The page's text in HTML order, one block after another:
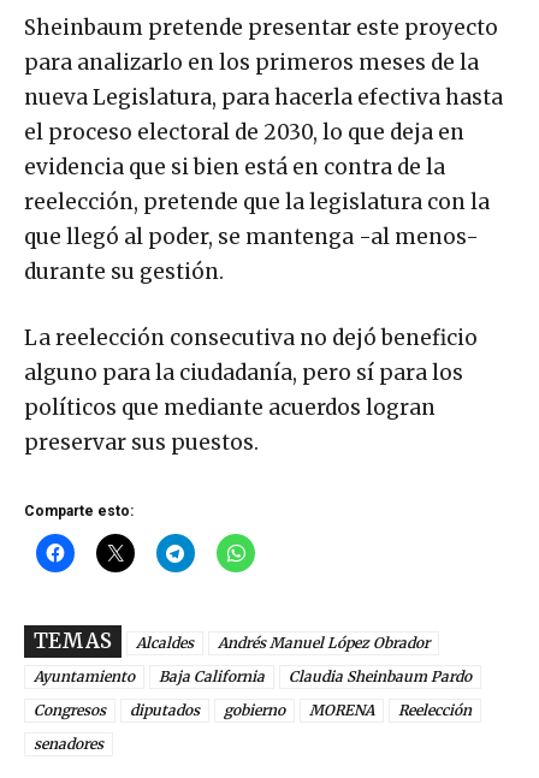
Sheinbaum pretende presentar este proyecto
para analizarlo en los primeros meses de la
nueva Legislatura, para hacerla efectiva hasta
el proceso electoral de 2030, lo que deja en
evidencia que si bien está en contra de la
reelección, pretende que la legislatura con la
que llegó al poder, se mantenga -al menos-
durante su gestión.
La reelección consecutiva no dejó beneficio
alguno para la ciudadanía, pero sí para los
políticos que mediante acuerdos logran
preservar sus puestos.
Comparte esto:
TEMAS Alcaldes
Andrés Manuel López Obrador
Ayuntamiento
Baja California
Claudia Sheinbaum Pardo
Congresos
diputados gobierno MORENA
Reelección
senadores